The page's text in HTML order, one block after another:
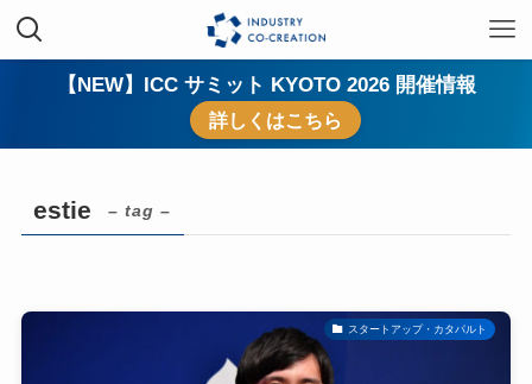
【NEW】ICC サミット KYOTO 2026 開催情報
詳しくはこちら
estie – tag –
スタートアップ・カタパルト